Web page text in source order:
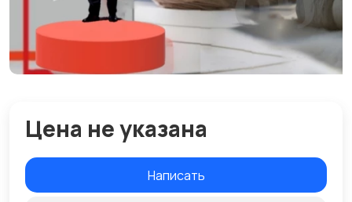
Цена не указана
Написать